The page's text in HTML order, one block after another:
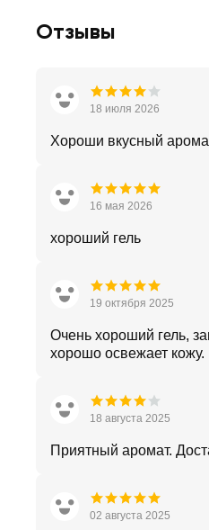
Отзывы
18 июля 2026
Хороши вкусный
16 мая 2026
хороший гель
19 октября 2025
Очень хороший гель,
хорошо освежает кожу.
18 августа 2025
Приятный аромат.
02 августа 2025